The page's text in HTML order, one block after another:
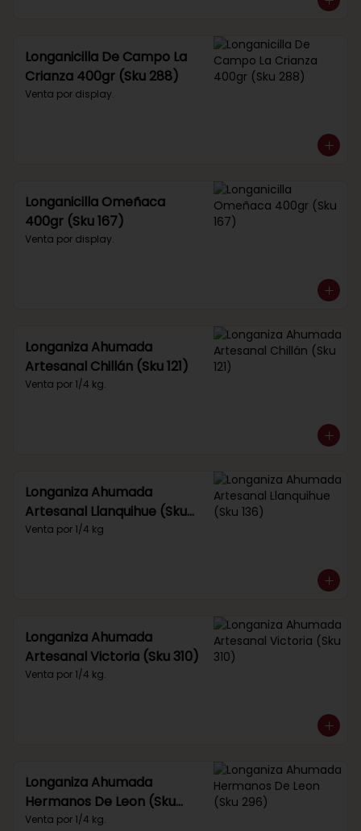
Longanicilla De Campo La
Crianza 400gr (Sku 288)
Venta por display.
Longanicilla Omeñaca
400gr (Sku 167)
Venta por display.
Longaniza Ahumada
Artesanal Chillán (Sku 121)
Venta por 1/4 kg.
Longaniza Ahumada
Artesanal Llanquihue (Sku
136)
Venta por 1/4 kg
Longaniza Ahumada
Artesanal Victoria (Sku 310)
Venta por 1/4 kg.
Longaniza Ahumada
Hermanos De Leon (Sku
296)
Venta por 1/4 kg.